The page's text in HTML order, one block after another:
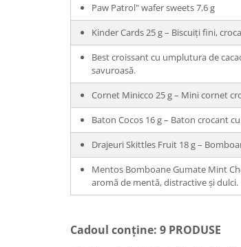
Paw Patrol" wafer sweets 7,6 g
Kinder Cards 25 g – Biscuiți fini,
Best croissant cu umplutura de
savuroasă.
Cornet Minicco 25 g – Mini cornet
Baton Cocos 16 g – Baton crocant
Drajeuri Skittles Fruit 18 g –
Mentos Bomboane Gumate Mint
aromă de mentă, distractive și dulci.
Cadoul conține: 9 PRODUSE